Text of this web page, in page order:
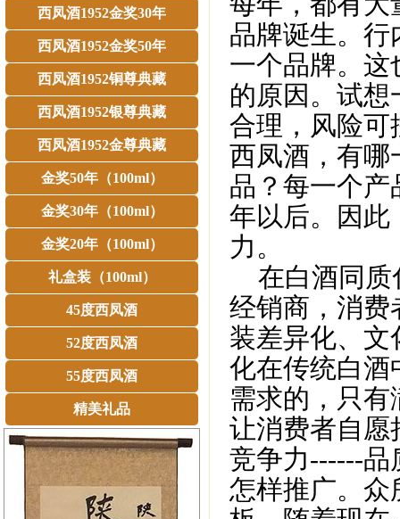
西凤酒1952金奖30年
西凤酒1952金奖50年
西凤酒1952铜尊典藏
西凤酒1952银尊典藏
西凤酒1952金尊典藏
金奖50年（100ml）
金奖30年（100ml）
金奖20年（100ml）
礼盒装（100ml）
45度西凤酒
52度西凤酒
55度西凤酒
精美礼品
品牌诞生。
一个品牌。
的原因。试
合理，风险可
西凤酒，有哪
品？每一个
年以后。因此
力。
在白酒同质
经销商，消费
装差异化、
化在传统白酒
需求的，只
让消费者自愿
竞争力------品
怎样推广。众